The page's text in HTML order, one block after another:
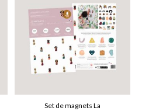
Set de magnets La